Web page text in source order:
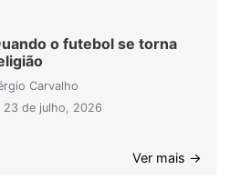
o futebol se torna
Carvalho
23 de julho, 2026
Ver mais →